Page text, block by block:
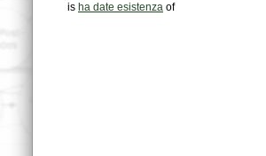
is ha date esistenza of